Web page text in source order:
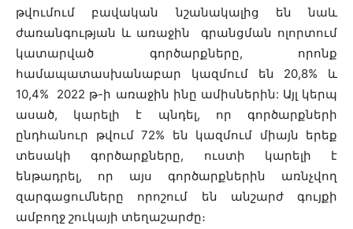
թվումում բավական նշանակալից են նաև
ժառանգության և առաջին գրանցման ոլորտում
կատարված գործարքները, որոնք
համապատասխանաբար կազմում են 20,8% և
10,4% 2022 թ-ի առաջին ինը ամիսներին: Այլ կերպ
ասած, կարելի է պնդել, որ գործարքների
ընդհանուր թվում 72% են կազմում միայն երեք
տեսակի գործարքները, ուստի կարելի է
ենթադրել, որ այս գործարքներին առնչվող
զարգացումները որոշում են անշարժ գույքի
ամբողջ շուկայի տեղաշարժը։